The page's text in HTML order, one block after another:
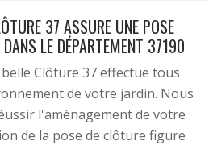
37 ASSURE UNE POSE
LE DÉPARTEMENT 37190
Clôture 37 effectue tous
de votre jardin. Nous
l'aménagement de votre
de la pose de clôture figure